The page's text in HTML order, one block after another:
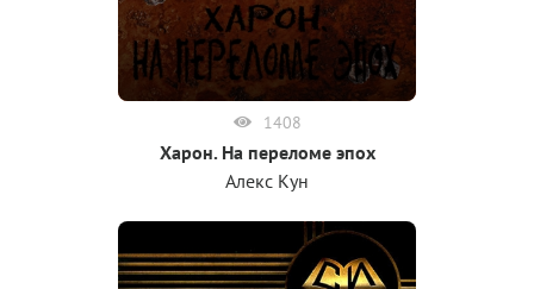
1408
Харон. На переломе эпох
Алекс Кун